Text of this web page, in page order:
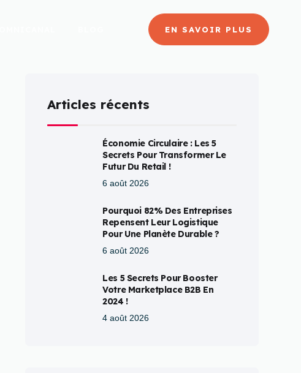
EN SAVOIR PLUS
Articles récents
Économie Circulaire : Les 5
Secrets Pour Transformer Le
Futur Du Retail !
6 août 2026
Pourquoi 82% Des Entreprises
Repensent Leur Logistique
Pour Une Planète Durable ?
6 août 2026
Les 5 Secrets Pour Booster
Votre Marketplace B2B En
2024 !
4 août 2026